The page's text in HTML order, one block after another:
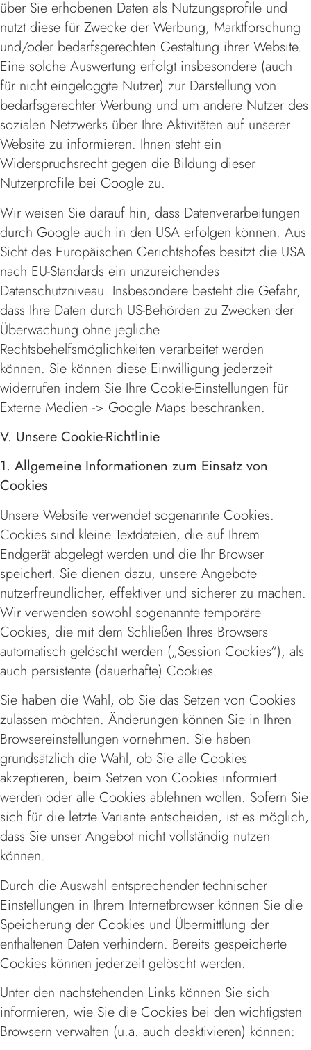
über Sie erhobenen Daten als Nutzungsprofile und
nutzt diese für Zwecke der Werbung, Marktforschung
und/oder bedarfsgerechten Gestaltung ihrer Website.
Eine solche Auswertung erfolgt insbesondere (auch
für nicht eingeloggte Nutzer) zur Darstellung von
bedarfsgerechter Werbung und um andere Nutzer des
sozialen Netzwerks über Ihre Aktivitäten auf unserer
Website zu informieren. Ihnen steht ein
Widerspruchsrecht gegen die Bildung dieser
Nutzerprofile bei Google zu.
Wir weisen Sie darauf hin, dass Datenverarbeitungen
durch Google auch in den USA erfolgen können. Aus
Sicht des Europäischen Gerichtshofes besitzt die USA
nach EU-Standards ein unzureichendes
Datenschutzniveau. Insbesondere besteht die Gefahr,
dass Ihre Daten durch US-Behörden zu Zwecken der
Überwachung ohne jegliche
Rechtsbehelfsmöglichkeiten verarbeitet werden
können. Sie können diese Einwilligung jederzeit
widerrufen indem Sie Ihre Cookie-Einstellungen für
Externe Medien -> Google Maps beschränken.
V. Unsere Cookie-Richtlinie
1. Allgemeine Informationen zum Einsatz von
Cookies
Unsere Website verwendet sogenannte Cookies.
Cookies sind kleine Textdateien, die auf Ihrem
Endgerät abgelegt werden und die Ihr Browser
speichert. Sie dienen dazu, unsere Angebote
nutzerfreundlicher, effektiver und sicherer zu machen.
Wir verwenden sowohl sogenannte temporäre
Cookies, die mit dem Schließen Ihres Browsers
automatisch gelöscht werden („Session Cookies“), als
auch persistente (dauerhafte) Cookies.
Sie haben die Wahl, ob Sie das Setzen von Cookies
zulassen möchten. Änderungen können Sie in Ihren
Browsereinstellungen vornehmen. Sie haben
grundsätzlich die Wahl, ob Sie alle Cookies
akzeptieren, beim Setzen von Cookies informiert
werden oder alle Cookies ablehnen wollen. Sofern Sie
sich für die letzte Variante entscheiden, ist es möglich,
dass Sie unser Angebot nicht vollständig nutzen
können.
Durch die Auswahl entsprechender technischer
Einstellungen in Ihrem Internetbrowser können Sie die
Speicherung der Cookies und Übermittlung der
enthaltenen Daten verhindern. Bereits gespeicherte
Cookies können jederzeit gelöscht werden.
Unter den nachstehenden Links können Sie sich
informieren, wie Sie die Cookies bei den wichtigsten
Browsern verwalten (u.a. auch deaktivieren) können: